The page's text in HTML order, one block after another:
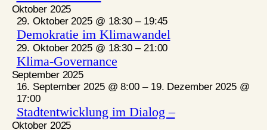
Oktober 2025
29. Oktober 2025 @ 18:30 – 19:45
Demokratie im Klimawandel
29. Oktober 2025 @ 18:30 – 21:00
Klima-Governance
September 2025
16. September 2025 @ 8:00 – 19. Dezember 2025 @
17:00
Stadtentwicklung im Dialog –
Oktober 2025